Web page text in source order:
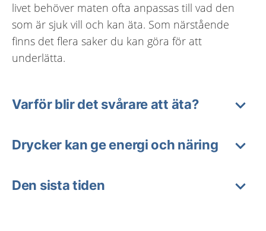
livet behöver maten ofta anpassas till vad den
som är sjuk vill och kan äta. Som närstående
finns det flera saker du kan göra för att
underlätta.
Varför blir det svårare att äta?
Drycker kan ge energi och näring
Den sista tiden